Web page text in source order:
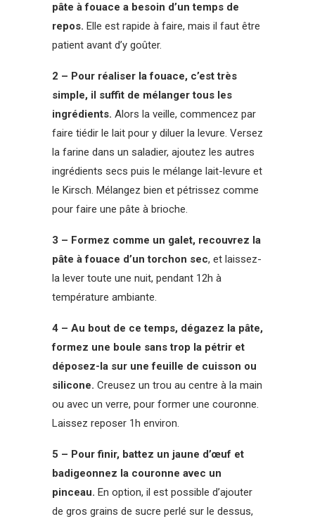
pâte à fouace a besoin d’un temps de
repos. Elle est rapide à faire, mais il faut être
patient avant d’y goûter.
2 – Pour réaliser la fouace, c’est très
simple, il suffit de mélanger tous les
ingrédients. Alors la veille, commencez par
faire tiédir le lait pour y diluer la levure. Versez
la farine dans un saladier, ajoutez les autres
ingrédients secs puis le mélange lait-levure et
le Kirsch. Mélangez bien et pétrissez comme
pour faire une pâte à brioche.
3 – Formez comme un galet, recouvrez la
pâte à fouace d’un torchon sec, et laissez-
la lever toute une nuit, pendant 12h à
température ambiante.
4 – Au bout de ce temps, dégazez la pâte,
formez une boule sans trop la pétrir et
déposez-la sur une feuille de cuisson ou
silicone. Creusez un trou au centre à la main
ou avec un verre, pour former une couronne.
Laissez reposer 1h environ.
5 – Pour finir, battez un jaune d’œuf et
badigeonnez la couronne avec un
pinceau. En option, il est possible d’ajouter
de gros grains de sucre perlé sur le dessus,